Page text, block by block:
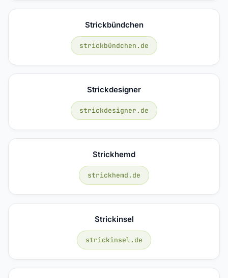
Strickbündchen
strickbündchen.de
Strickdesigner
strickdesigner.de
Strickhemd
strickhemd.de
Strickinsel
strickinsel.de